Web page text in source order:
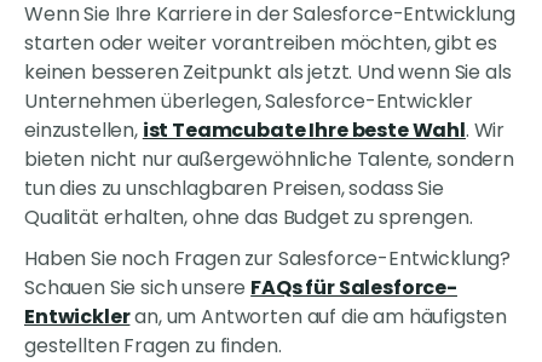
Wenn Sie Ihre Karriere in der Salesforce-Entwicklung
starten oder weiter vorantreiben möchten, gibt es
keinen besseren Zeitpunkt als jetzt. Und wenn Sie als
Unternehmen überlegen, Salesforce-Entwickler
einzustellen, ist Teamcubate Ihre beste Wahl. Wir
bieten nicht nur außergewöhnliche Talente, sondern
tun dies zu unschlagbaren Preisen, sodass Sie
Qualität erhalten, ohne das Budget zu sprengen.
Haben Sie noch Fragen zur Salesforce-Entwicklung?
Schauen Sie sich unsere FAQs für Salesforce-
Entwickleran, um Antworten auf die am häufigsten
gestellten Fragen zu finden.